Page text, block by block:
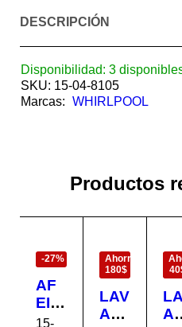
DESCRIPCIÓN
Disponibilidad: 3
SKU: 15-04-8105
Marcas: WHIRLPOOL
Productos
-27%
AF
EIT
AD
15-
Ahorra
180$
LAV
AD
AD